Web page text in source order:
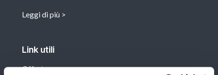
Leggi di più
Link utili
Offerte